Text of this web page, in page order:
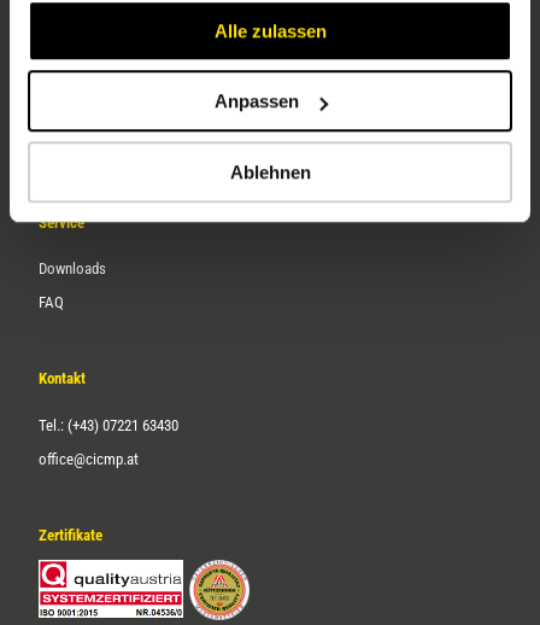
Alle zulassen
Anpassen
Ablehnen
Unternehmen
Karriere
Service
Downloads
FAQ
Kontakt
Tel.: (+43) 07221 63430
office@cicmp.at
Zertifikate